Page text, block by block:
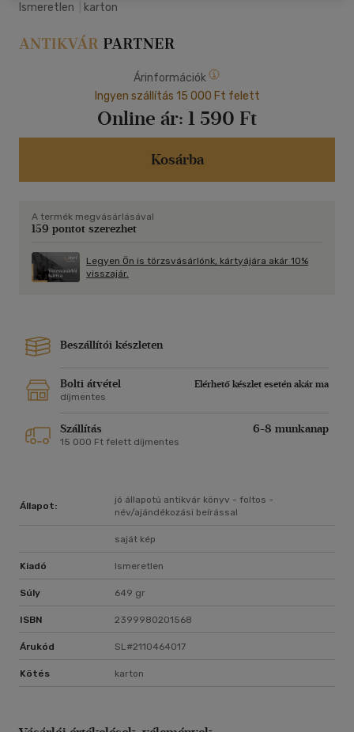
Ismeretlen karton
Árinformációk
Ingyen szállítás 15 000 Ft felett
Online ár: 1 590 Ft
Kosárba
A termék megvásárlásával
159 pontot szerezhet
Legyen Ön is törzsvásárlónk, kártyájára akár 10%
visszajár.
Beszállítói készleten
Bolti átvétel
Elérhető készlet esetén akár ma
díjmentes
Szállítás 6-8 munkanap
15 000 Ft felett díjmentes
Állapot:
jó állapotú antikvár könyv - foltos -
név/ajándékozási beírással
saját kép
Kiadó Ismeretlen
Súly 649 gr
ISBN 2399980201568
Árukód SL#2110464017
Kötés karton